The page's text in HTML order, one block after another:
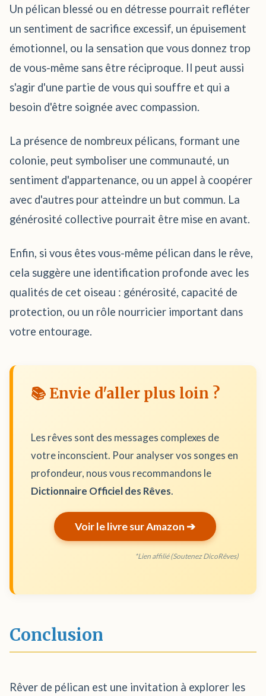
Un pélican blessé ou en détresse pourrait refléter
un sentiment de sacrifice excessif, un épuisement
émotionnel, ou la sensation que vous donnez trop
de vous-même sans être réciproque. Il peut aussi
s'agir d'une partie de vous qui souffre et qui a
besoin d'être soignée avec compassion.
La présence de nombreux pélicans, formant une
colonie, peut symboliser une communauté, un
sentiment d'appartenance, ou un appel à coopérer
avec d'autres pour atteindre un but commun. La
générosité collective pourrait être mise en avant.
Enfin, si vous êtes vous-même pélican dans le rêve,
cela suggère une identification profonde avec les
qualités de cet oiseau : générosité, capacité de
protection, ou un rôle nourricier important dans
votre entourage.
📚 Envie d'aller plus loin ?
Les rêves sont des messages complexes de
votre inconscient. Pour analyser vos songes en
profondeur, nous vous recommandons le
Dictionnaire Officiel des Rêves.
Voir le livre sur Amazon ➔
*Lien affilié (Soutenez DicoRêves)
Conclusion
Rêver de pélican est une invitation à explorer les